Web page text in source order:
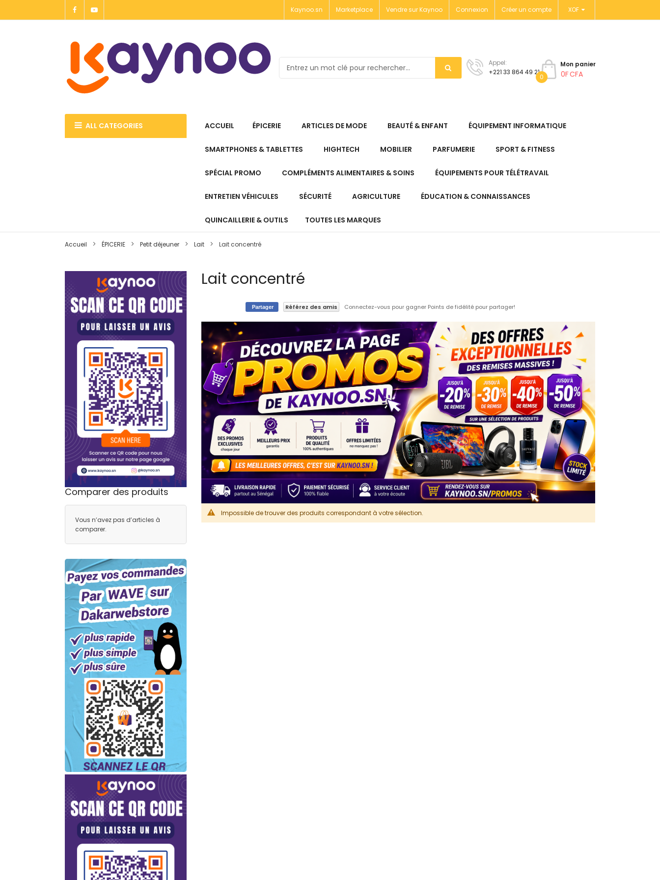
XOF
Kaynoo.sn Marketplace Vendre sur Kaynoo Connexion
Créer un compte
contenu
Mon panier
0F CFA
0
Appel:
+221 33 864 49 21
ALL CATEGORIES ACCUEIL ÉPICERIE ARTICLES DE MODE BEAUTÉ & ENFANT ÉQUIPEMENT INFORMATIQUE
SMARTPHONES & TABLETTES HIGHTECH MOBILIER PARFUMERIE SPORT & FITNESS
SPÉCIAL PROMO COMPLÉMENTS ALIMENTAIRES & SOINS ÉQUIPEMENTS POUR TÉLÉTRAVAIL
ENTRETIEN VÉHICULES SÉCURITÉ AGRICULTURE ÉDUCATION & CONNAISSANCES
QUINCAILLERIE & OUTILS TOUTES LES MARQUES
Accueil ÉPICERIE Petit déjeuner Lait Lait concentré
Lait concentré
Partager Référez des amis Connectez-vous pour gagner Points de fidélité pour partager!
Impossible de trouver des produits correspondant à votre sélection.
Comparer des produits
Vous n’avez pas d’articles à
comparer.